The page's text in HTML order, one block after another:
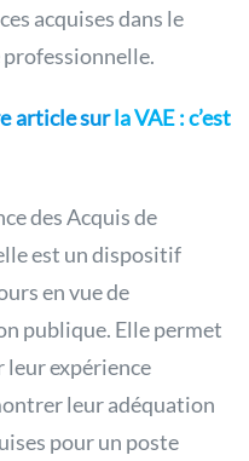
acquises dans le
professionnelle.
article surla VAE : c’est
des Acquis de
est un dispositif
en vue de
publique. Elle permet
leur expérience
leur adéquation
pour un poste